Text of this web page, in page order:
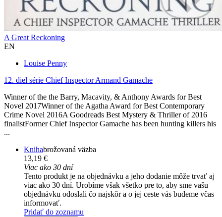
A Great Reckoning
EN
Louise Penny
12. diel série Chief Inspector Armand Gamache
Winner of the the Barry, Macavity, & Anthony Awards for Best
Novel 2017Winner of the Agatha Award for Best Contemporary
Crime Novel 2016A Goodreads Best Mystery & Thriller of 2016
finalistFormer Chief Inspector Gamache has been hunting killers his
...
Knihabrožovaná väzba
13,19 €
Viac ako 30 dní
Tento produkt je na objednávku a jeho dodanie môže trvať aj
viac ako 30 dní. Urobíme však všetko pre to, aby sme vašu
objednávku odoslali čo najskôr a o jej ceste vás budeme včas
informovať.
Pridať do zoznamu